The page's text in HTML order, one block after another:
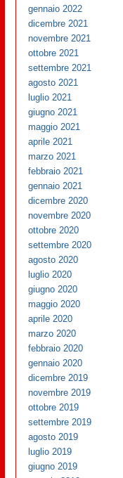
gennaio 2022
dicembre 2021
novembre 2021
ottobre 2021
settembre 2021
agosto 2021
luglio 2021
giugno 2021
maggio 2021
aprile 2021
marzo 2021
febbraio 2021
gennaio 2021
dicembre 2020
novembre 2020
ottobre 2020
settembre 2020
agosto 2020
luglio 2020
giugno 2020
maggio 2020
aprile 2020
marzo 2020
febbraio 2020
gennaio 2020
dicembre 2019
novembre 2019
ottobre 2019
settembre 2019
agosto 2019
luglio 2019
giugno 2019